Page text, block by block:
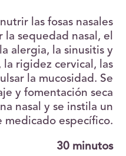
las fosas nasales
la sequedad nasal, el
alergia, la sinusitis y
rigidez cervical, las
la mucosidad. Se
y fomentación seca
nasal y se instila un
medicado específico.
30 minutos